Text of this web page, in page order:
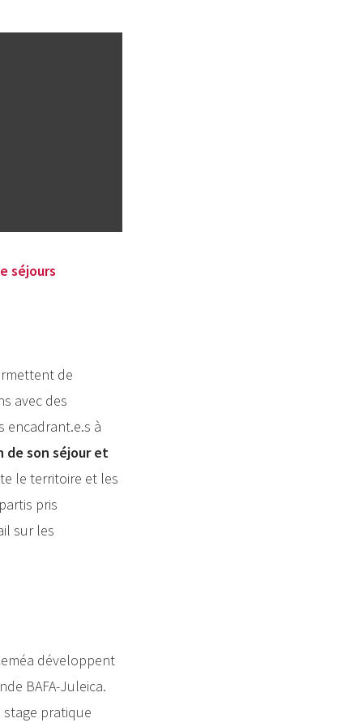
séjours
de
avec des
encadrant.e.s à
de son séjour et
le territoire et les
pris
sur les
développent
BAFA-Juleica.
pratique